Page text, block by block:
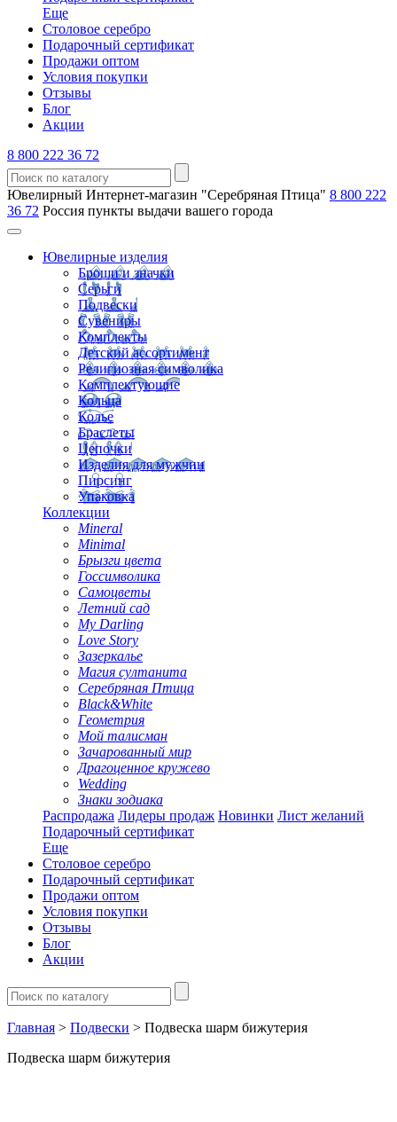
Еще
Столовое серебро
Подарочный сертификат
Продажи оптом
Условия покупки
Отзывы
Блог
Акции
8 800 222 36 72
Ювелирный Интернет-магазин "Серебряная Птица" 8 800 222
36 72 Россия пункты выдачи вашего города
Ювелирные изделия
Броши и значки
Серьги
Подвески
Сувениры
Комплекты
Детский ассортимент
Религиозная символика
Комплектующие
Кольца
Колье
Браслеты
Цепочки
Изделия для мужчин
Пирсинг
Упаковка
Коллекции
Mineral
Minimal
Брызги цвета
Госсимволика
Самоцветы
Летний сад
My Darling
Love Story
Зазеркалье
Магия султанита
Серебряная Птица
Black&White
Геометрия
Мой талисман
Зачарованный мир
Драгоценное кружево
Wedding
Знаки зодиака
Распродажа Лидеры продаж Новинки Лист желаний
Подарочный сертификат
Еще
Столовое серебро
Подарочный сертификат
Продажи оптом
Условия покупки
Отзывы
Блог
Акции
Главная > Подвески > Подвеска шарм бижутерия
Подвеска шарм бижутерия